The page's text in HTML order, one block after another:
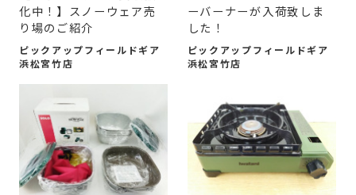
化中！】スノーウェア売
り場のご紹介
ピックアップフィールドギア
浜松宮竹店
ーバーナーが入荷致しま
した！
ピックアップフィールドギア
浜松宮竹店